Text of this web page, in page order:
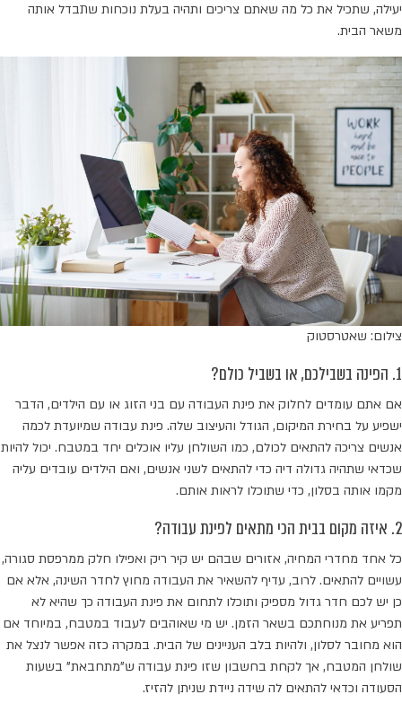
יעילה, שתכיל את כל מה שאתם צריכים ותהיה בעלת נוכחות שתבדל אותה
משאר הבית.
צילום: שאטרסטוק
1. הפינה בשבילכם, או בשביל כולם?
אם אתם עומדים לחלוק את פינת העבודה עם בני הזוג או עם הילדים, הדבר
ישפיע על בחירת המיקום, הגודל והעיצוב שלה. פינת עבודה שמיועדת לכמה
אנשים צריכה להתאים לכולם, כמו השולחן עליו אוכלים יחד במטבח. יכול להיות
שכדאי שתהיה גדולה דיה כדי להתאים לשני אנשים, ואם הילדים עובדים עליה
מקמו אותה בסלון, כדי שתוכלו לראות אותם.
2. איזה מקום בבית הכי מתאים לפינת עבודה?
כל אחד מחדרי המחיה, אזורים שבהם יש קיר ריק ואפילו חלק ממרפסת סגורה,
עשויים להתאים. לרוב, עדיף להשאיר את העבודה מחוץ לחדר השינה, אלא אם
כן יש לכם חדר גדול מספיק ותוכלו לתחום את פינת העבודה כך שהיא לא
תפריע את מנוחתכם בשאר הזמן. יש מי שאוהבים לעבוד במטבח, במיוחד אם
הוא מחובר לסלון, ולהיות בלב העניינים של הבית. במקרה כזה אפשר לנצל את
שולחן המטבח, אך לקחת בחשבון שזו פינת עבודה ש"מתחבאת" בשעות
הסעודה וכדאי להתאים לה שידה ניידת שניתן להזיז.